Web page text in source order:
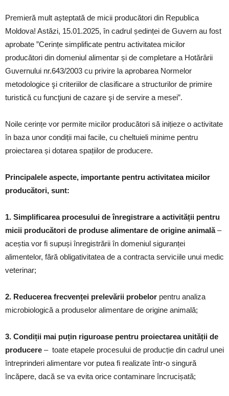
Premieră mult așteptată de micii producători din Republica
Moldova! Astăzi, 15.01.2025, în cadrul ședinței de Guvern au fost
aprobate ”Cerințe simplificate pentru activitatea micilor
producători din domeniul alimentar și de completare a Hotărârii
Guvernului nr.643/2003 cu privire la aprobarea Normelor
metodologice şi criteriilor de clasificare a structurilor de primire
turistică cu funcţiuni de cazare şi de servire a mesei”.
Noile cerințe vor permite micilor producători să inițieze o activitate
în baza unor condiții mai facile, cu cheltuieli minime pentru
proiectarea și dotarea spațiilor de producere.
Principalele aspecte, importante pentru activitatea micilor
producători, sunt:
1. Simplificarea procesului de înregistrare a activității pentru
micii producători de produse alimentare de origine animală–
aceștia vor fi supuși înregistrării în domeniul siguranței
alimentelor, fără obligativitatea de a contracta serviciile unui medic
veterinar;
2. Reducerea frecvenței prelevării probelor pentru analiza
microbiologică a produselor alimentare de origine animală;
3. Condiții mai puțin riguroase pentru proiectarea unității de
producere – toate etapele procesului de producție din cadrul unei
întreprinderi alimentare vor putea fi realizate într-o singură
încăpere, dacă se va evita orice contaminare încrucișată;